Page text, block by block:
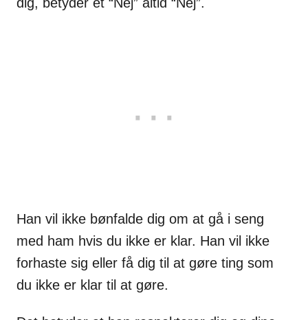
Han vil ikke bønfalde dig om at gå i seng
med ham hvis du ikke er klar. Han vil ikke
forhaste sig eller få dig til at gøre ting som
du ikke er klar til at gøre.